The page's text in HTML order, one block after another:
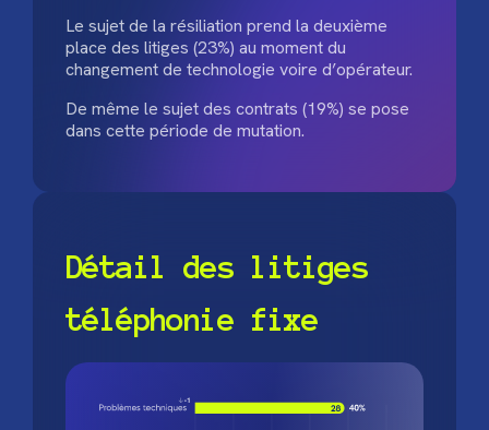
Le sujet de la résiliation prend la deuxième
place des litiges (23%) au moment du
changement de technologie voire d’opérateur.
De même le sujet des contrats (19%) se pose
dans cette période de mutation.
Détail des litiges
téléphonie fixe